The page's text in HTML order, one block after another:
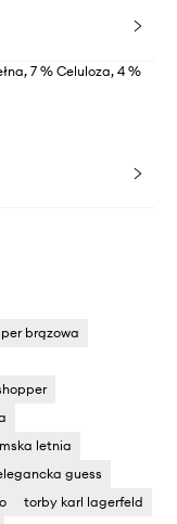
7 % Celuloza, 4 %
brązowa
letnia
guess
torby karl lagerfeld